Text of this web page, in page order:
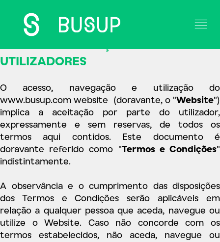
Solução
Casos de Estudo
Operadores
Contacto
UTILIZADORES
O acesso, navegação e utilização do
www.busup.com website (doravante, o "Website")
implica a aceitação por parte do utilizador,
expressamente e sem reservas, de todos os
termos aqui contidos. Este documento é
doravante referido como "Termos e Condições"
indistintamente.
A observância e o cumprimento das disposições
dos Termos e Condições serão aplicáveis em
relação a qualquer pessoa que aceda, navegue ou
utilize o Website. Caso não concorde com os
termos estabelecidos, não aceda, navegue ou